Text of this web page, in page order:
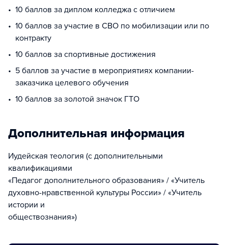
10 баллов за диплом колледжа с отличием
10 баллов за участие в СВО по мобилизации или по
контракту
10 баллов за спортивные достижения
5 баллов за участие в мероприятиях компании-
заказчика целевого обучения
10 баллов за золотой значок ГТО
Дополнительная информация
Иудейская теология (с дополнительными
квалификациями
«Педагог дополнительного образования» / «Учитель
духовно-нравственной культуры России» / «Учитель
истории и
обществознания»)